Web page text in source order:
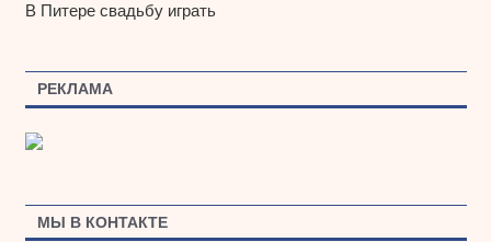
В Питере свадьбу играть
РЕКЛАМА
МЫ В КОНТАКТЕ